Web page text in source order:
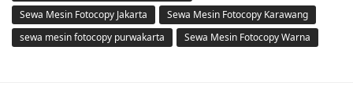
Sewa Mesin Fotocopy Jakarta
Sewa Mesin Fotocopy Karawang
sewa mesin fotocopy purwakarta
Sewa Mesin Fotocopy Warna